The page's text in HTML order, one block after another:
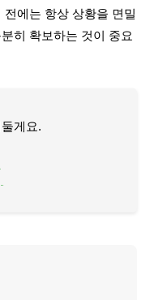
에는 항상 상황을 면밀
히 확보하는 것이 중요
게요.